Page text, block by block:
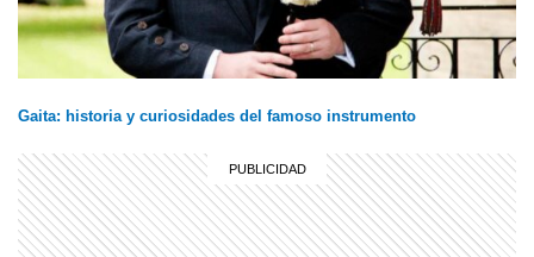
Gaita: historia y curiosidades del famoso instrumento